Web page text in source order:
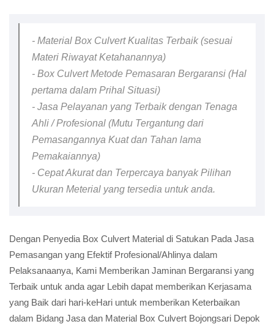
- Material Box Culvert Kualitas Terbaik (sesuai
Materi Riwayat Ketahanannya)
- Box Culvert Metode Pemasaran Bergaransi (Hal
pertama dalam Prihal Situasi)
- Jasa Pelayanan yang Terbaik dengan Tenaga
Ahli / Profesional (Mutu Tergantung dari
Pemasangannya Kuat dan Tahan lama
Pemakaiannya)
- Cepat Akurat dan Terpercaya banyak Pilihan
Ukuran Meterial yang tersedia untuk anda.
Dengan Penyedia Box Culvert Material di Satukan Pada Jasa
Pemasangan yang Efektif Profesional/Ahlinya dalam
Pelaksanaanya, Kami Memberikan Jaminan Bergaransi yang
Terbaik untuk anda agar Lebih dapat memberikan Kerjasama
yang Baik dari hari-keHari untuk memberikan Keterbaikan
dalam Bidang Jasa dan Material Box Culvert Bojongsari Depok